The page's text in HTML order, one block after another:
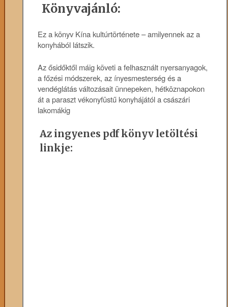
Könyvajánló:
Ez a könyv Kína kultúrtörténete – amilyennek az a
konyhából látszik.
Az ősidőktől máig követi a felhasznált nyersanyagok,
a főzési módszerek, az ínyesmesterség és a
vendéglátás változásait ünnepeken, hétköznapokon
át a paraszt vékonyfüstű konyhájától a császári
lakomákig
Az ingyenes pdf könyv letöltési
linkje: